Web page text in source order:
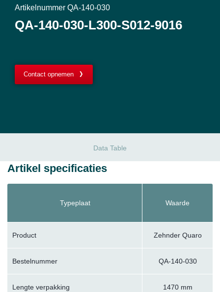
Artikelnummer QA-140-030
QA-140-030-L300-S012-9016
Contact opnemen
Data Table
Artikel specificaties
Typeplaat Waarde
Product Zehnder Quaro
Bestelnummer QA-140-030
Lengte verpakking 1470 mm